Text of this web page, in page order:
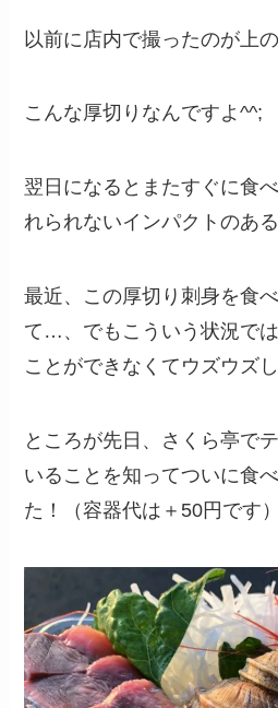
以前に店内で撮ったのが上
こんな厚切りなんですよ^^;
翌日になるとまたすぐに食
れられないインパクトのあ
最近、この厚切り刺身を食
て…、でもこういう状況で
ことができなくてウズウズ
ところが先日、さくら亭で
いることを知ってついに食
た！（容器代は＋50円です）